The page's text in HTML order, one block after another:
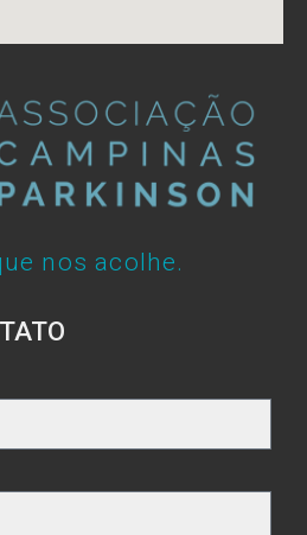
nos acolhe.